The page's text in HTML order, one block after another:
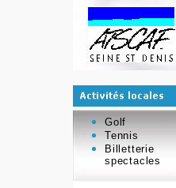
Golf
Tennis
Billetterie
spectacles